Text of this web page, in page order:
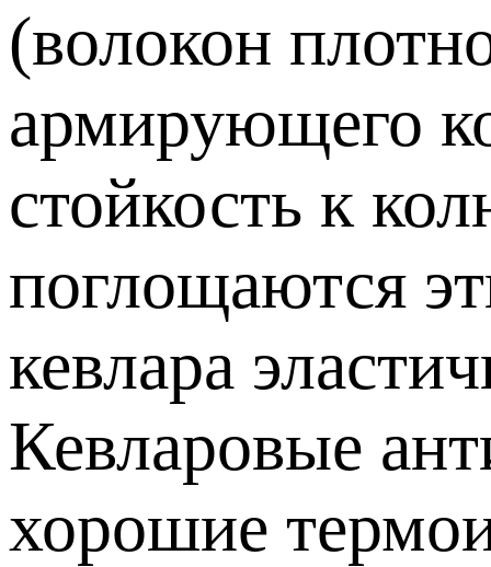
(волокон
армирующего
стойкость к
поглощаются
кевлара
Кевларовые
хорошие